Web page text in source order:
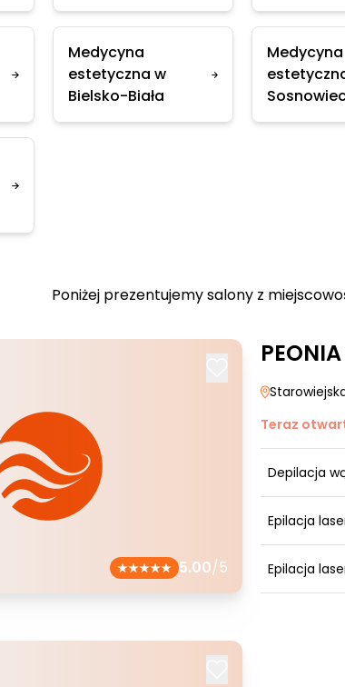
Medycyna
estetyczna w
Bielsko-Biała
Medycyna
Poniżej prezentujemy salony z
5.00/5
Teraz
Depilacja
Epilacja
Epilacja